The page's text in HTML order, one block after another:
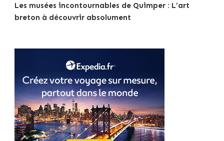
Les musées incontournables de Quimper : L’art
breton à découvrir absolument